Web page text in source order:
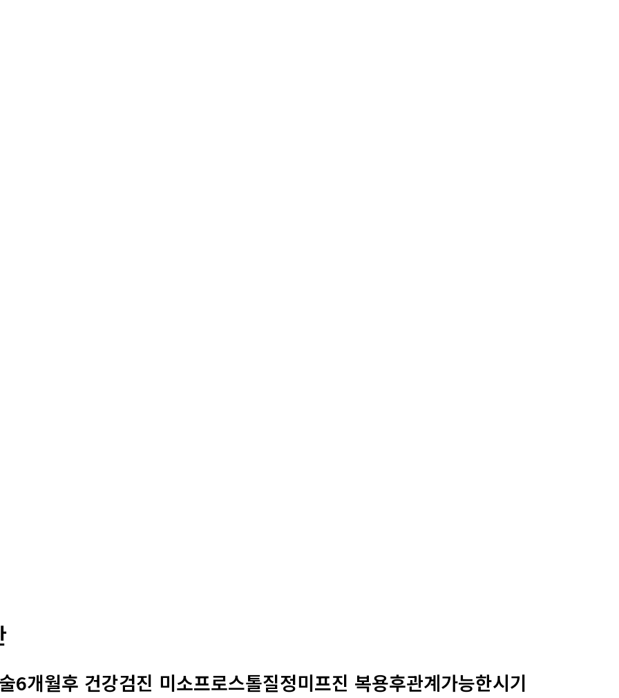
6개월후 건강검진 미소프로스톨질정미프진 복용후관계가능한시기